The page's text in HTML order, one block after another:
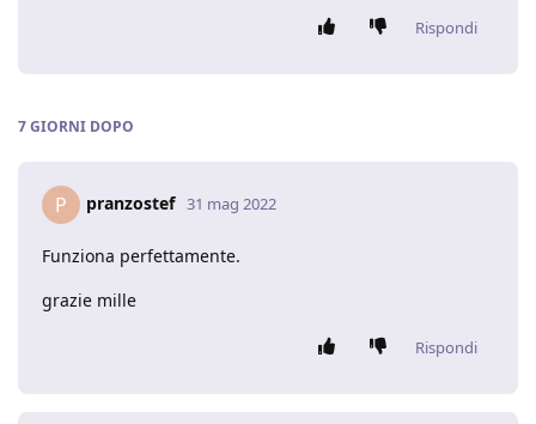
Rispondi
7 GIORNI DOPO
P pranzostef 31 mag 2022
Funziona perfettamente.
grazie mille
Rispondi